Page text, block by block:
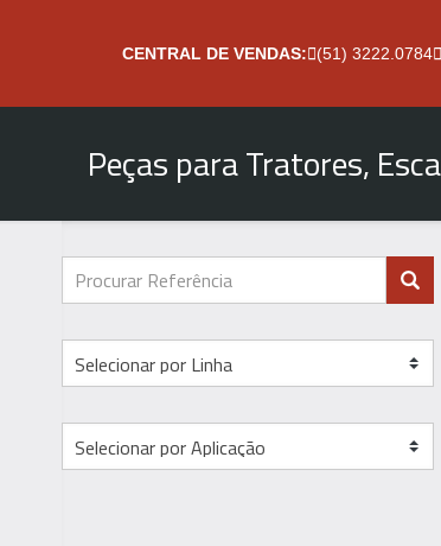
CENTRAL DE VENDAS: (51) 3222.0784
Peças para Tratores,